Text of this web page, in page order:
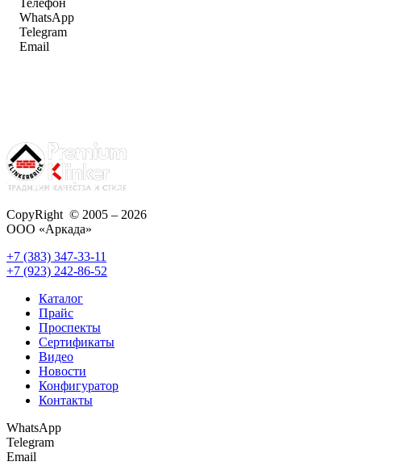
WhatsApp
Telegram
Email
CopyRight © 2005 – 2026
ООО «Аркада»
+7 (383) 347-33-11
+7 (923) 242-86-52
Каталог
Прайс
Проспекты
Сертификаты
Видео
Новости
Конфигуратор
Контакты
WhatsApp
Telegram
Email